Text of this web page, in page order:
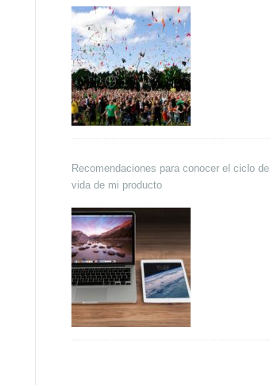
Recomendaciones para conocer el ciclo de
vida de mi producto